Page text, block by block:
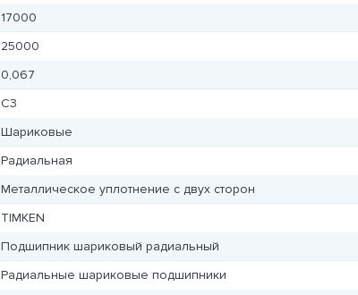
17000
25000
0,067
C3
Шариковые
Радиальная
Металлическое уплотнение с двух сторон
TIMKEN
Подшипник шариковый радиальный
Радиальные шариковые подшипники